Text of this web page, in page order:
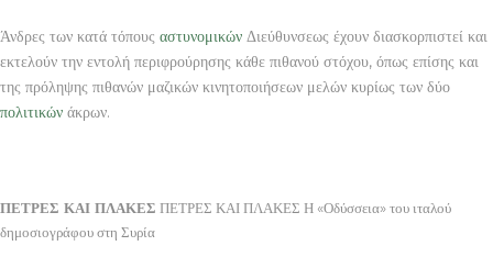
Άνδρες των κατά τόπους αστυνομικών Διεύθυνσεως έχουν διασκορπιστεί και
εκτελούν την εντολή περιφρούρησης κάθε πιθανού στόχου, όπως επίσης και
της πρόληψης πιθανών μαζικών κινητοποιήσεων μελών κυρίως των δύο
πολιτικών άκρων.
ΠΕΤΡΕΣ ΚΑΙ ΠΛΑΚΕΣ ΠΕΤΡΕΣ ΚΑΙ ΠΛΑΚΕΣ Η «Οδύσσεια» του ιταλού
δημοσιογράφου στη Συρία